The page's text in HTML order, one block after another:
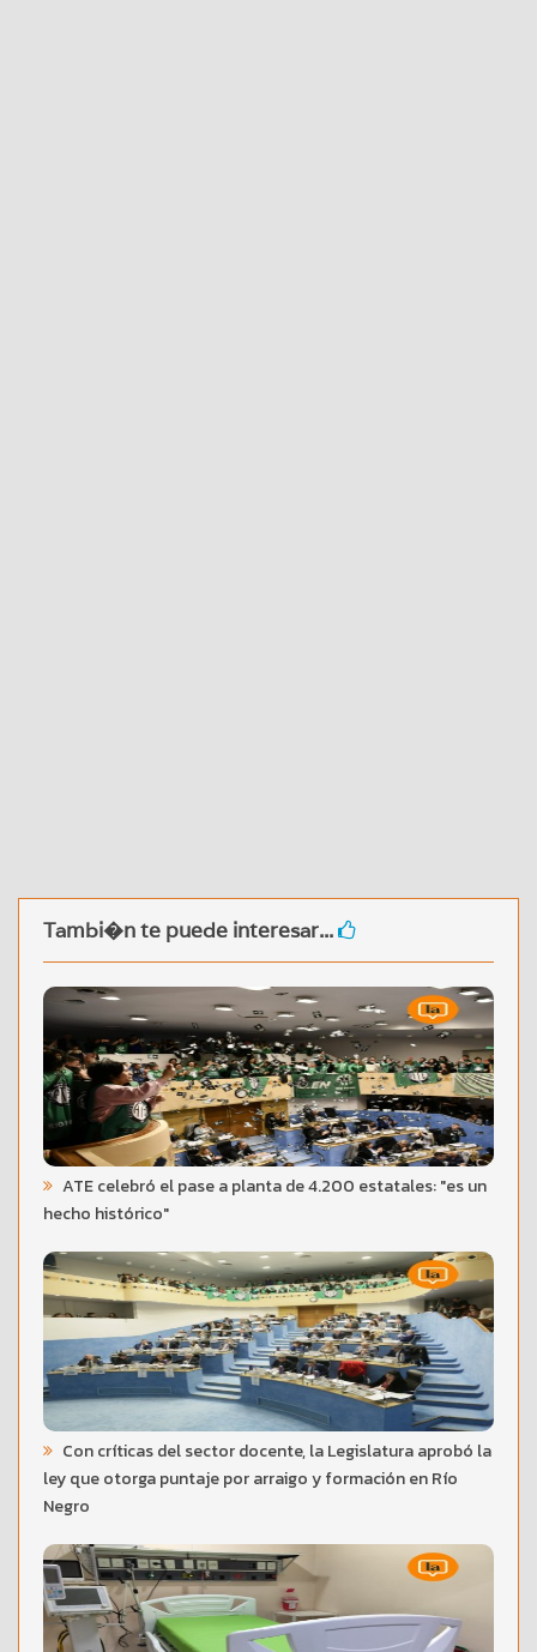
Tambi�n te puede interesar...
ATE celebró el pase a planta de 4.200 estatales: "es un
hecho histórico"
Con críticas del sector docente, la Legislatura aprobó la
ley que otorga puntaje por arraigo y formación en Río
Negro